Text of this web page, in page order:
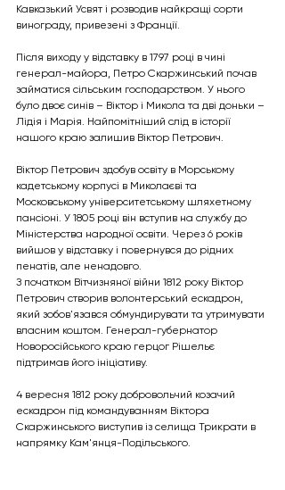
Кавказький Усвят і розводив найкращі сорти
винограду, привезені з Франції.
Після виходу у відставку в 1797 році в чині
генерал-майора, Петро Скаржинський почав
займатися сільським господарством. У нього
було двоє синів – Віктор і Микола та дві доньки –
Лідія і Марія. Найпомітніший слід в історії
нашого краю залишив Віктор Петрович.
Віктор Петрович здобув освіту в Морському
кадетському корпусі в Миколаєві та
Московському університетському шляхетному
пансіоні. У 1805 році він вступив на службу до
Міністерства народної освіти. Через 6 років
вийшов у відставку і повернувся до рідних
пенатів, але ненадовго.
З початком Вітчизняної війни 1812 року Віктор
Петрович створив волонтерський ескадрон,
який зобов'язався обмундирувати та утримувати
власним коштом. Генерал-губернатор
Новоросійського краю герцог Рішельє
підтримав його ініціативу.
4 вересня 1812 року добровольчий козачий
ескадрон під командуванням Віктора
Скаржинського виступив із селища Трикрати в
напрямку Кам'янця-Подільського.